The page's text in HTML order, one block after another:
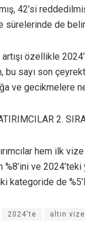
42’si
sürelerinde de
artışı özellikle
bu sayı son
ve gecikmelere
2.
hem ilk
ve 2024’teki
kategoride de
2024'te altın vize